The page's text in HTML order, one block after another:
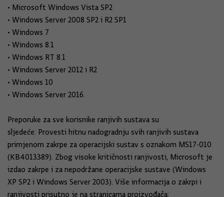
• Microsoft Windows Vista SP2
• Windows Server 2008 SP2 i R2 SP1
• Windows 7
• Windows 8.1
• Windows RT 8.1
• Windows Server 2012 i R2
• Windows 10
• Windows Server 2016.
Preporuke za sve korisnike ranjivih sustava su
sljedeće: Provesti hitnu nadogradnju svih ranjivih sustava
primjenom zakrpe za operacijski sustav s oznakom MS17-010
(KB4013389). Zbog visoke kritičnosti ranjivosti, Microsoft je
izdao zakrpe i za nepodržane operacijske sustave (Windows
XP SP2 i Windows Server 2003). Više informacija o zakrpi i
ranjivosti prisutno je na stranicama proizvođača: